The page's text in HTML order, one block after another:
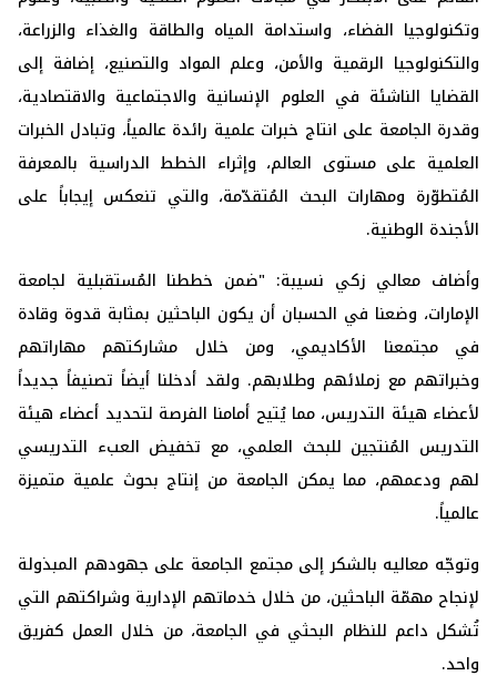
وتكنولوجيا الفضاء، واستدامة المياه والطاقة والغذاء والزراعة،
والتكنولوجيا الرقمية والأمن، وعلم المواد والتصنيع، إضافة إلى
القضايا الناشئة في العلوم الإنسانية والاجتماعية والاقتصادية،
وقدرة الجامعة على انتاج خبرات علمية رائدة عالمياً، وتبادل الخبرات
العلمية على مستوى العالم، وإثراء الخطط الدراسية بالمعرفة
المُتطوّرة ومهارات البحث المُتقدّمة، والتي تنعكس إيجاباً على
الأجندة الوطنية.
وأضاف معالي زكي نسيبة: "ضمن خططنا المُستقبلية لجامعة
الإمارات، وضعنا في الحسبان أن يكون الباحثين بمثابة قدوة وقادة
في مجتمعنا الأكاديمي، ومن خلال مشاركتهم مهاراتهم
وخبراتهم مع زملائهم وطلابهم. ولقد أدخلنا أيضاً تصنيفاً جديداً
لأعضاء هيئة التدريس، مما يُتيح أمامنا الفرصة لتحديد أعضاء هيئة
التدريس المُنتجين للبحث العلمي، مع تخفيض العبء التدريسي
لهم ودعمهم، مما يمكن الجامعة من إنتاج بحوث علمية متميزة
عالمياً.
وتوجّه معاليه بالشكر إلى مجتمع الجامعة على جهودهم المبذولة
لإنجاح مهمّة الباحثين، من خلال خدماتهم الإدارية وشراكتهم التي
تُشكل داعم للنظام البحثي في الجامعة، من خلال العمل كفريق
واحد.